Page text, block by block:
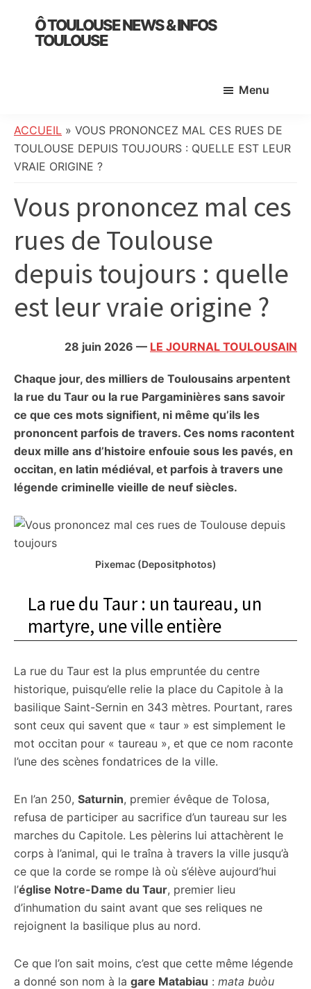
primary
Ô TOULOUSE NEWS & INFOS
TOULOUSE
:
info
locale,
culture,
politique,
météo,
divers
initiatives
Menu
ACCUEIL » VOUS PRONONCEZ MAL CES RUES DE
TOULOUSE DEPUIS TOUJOURS : QUELLE EST LEUR
VRAIE ORIGINE ?
Vous prononcez mal ces
rues de Toulouse
depuis toujours : quelle
est leur vraie origine ?
28 juin 2026 — LE JOURNAL TOULOUSAIN
Chaque jour, des milliers de Toulousains arpentent
la rue du Taur ou la rue Pargaminières sans savoir
ce que ces mots signifient, ni même qu’ils les
prononcent parfois de travers. Ces noms racontent
deux mille ans d’histoire enfouie sous les pavés, en
occitan, en latin médiéval, et parfois à travers une
légende criminelle vieille de neuf siècles.
Pixemac (Depositphotos)
La rue du Taur : un taureau, un
martyre, une ville entière
La rue du Taur est la plus empruntée du centre
historique, puisqu’elle relie la place du Capitole à la
basilique Saint-Sernin en 343 mètres. Pourtant, rares
sont ceux qui savent que « taur » est simplement le
mot occitan pour « taureau », et que ce nom raconte
l’une des scènes fondatrices de la ville.
En l’an 250, Saturnin, premier évêque de Tolosa,
refusa de participer au sacrifice d’un taureau sur les
marches du Capitole. Les pèlerins lui attachèrent le
corps à l’animal, qui le traîna à travers la ville jusqu’à
ce que la corde se rompe là où s’élève aujourd’hui
l’église Notre-Dame du Taur, premier lieu
d’inhumation du saint avant que ses reliques ne
rejoignent la basilique plus au nord.
Ce que l’on sait moins, c’est que cette même légende
a donné son nom à la gare Matabiau : mata buòu